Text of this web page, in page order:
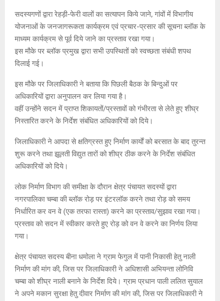
सदस्यगणों द्वारा रेहड़ी-फेरी वालों का सत्यापन किये जाने, गांवों में विभागीय
योजनाओं के जनजागरूकता कार्यक्रम एवं प्रचार-प्रसार की सूचना ब्लॉक के
माध्यम कार्यक्रम से पूर्व दिये जाने का प्रस्ताव रखा गया।
इस मौके पर ब्लॉक प्रमुख द्वारा सभी उपस्थितों को स्वच्छता संबंधी शपथ
दिलाई गई।
इस मौके पर जिलाधिकारी ने बताया कि पिछली बैठक के बिन्दुओं पर
अधिकारियों द्वारा अनुपालन कर लिया गया है।
वहीं उन्होंने सदन में प्राप्त शिकायतों/प्रस्तावों को गंभीरता से लेते हुए शीघ्र
निस्तारित करने के निर्देश संबंधित अधिकारियों को दिये।
जिलाधिकारी ने आपदा से क्षतिग्रस्त हुए निर्माण कार्याें को बरसात के बाद तुरन्त
शुरू करने तथा झूलती विद्युत तारों को शीघ्र ठीक करने के निर्देश संबंधित
अधिकारियों को दिये।
लोक निर्माण विभाग की समीक्षा के दौरान क्षेत्र पंचायत सदस्यों द्वारा
नगरपालिका चम्बा की ब्लॉक रोड़ पर इंटरलॉक करने तथा रोड़ को समय
निर्धारित कर वन वे (एक तरफा रास्ता) करने का प्रस्ताव/सुझाव रखा गया।
प्रस्ताव को सदन में स्वीकार करते हुए रोड़ को वन वे करने का निर्णय लिया
गया।
क्षेत्र पंचायत सदस्य बीना धमोला ने ग्राम फेगुल में पानी निकासी हेतु नाली
निर्माण की मांग की, जिस पर जिलाधिकारी ने अधिशासी अभियन्ता लोनिवि
चम्बा को शीघ्र नाली बनाने के निर्देश दिये। ग्राम प्रधान पाली ललित सुयाल
ने अपने मकान सुरक्षा हेतु दीवार निर्माण की मांग की, जिस पर जिलाधिकारी ने